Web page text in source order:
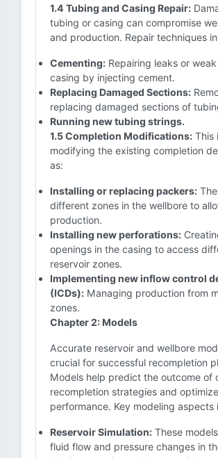
1.4 Tubing and Casing Repair:
tubing or casing can compromise
and production. Repair techniques
Cementing: Repairing leaks or
casing by injecting cement.
Replacing Damaged Sections:
replacing damaged sections of
Running new tubing strings.
1.5 Completion Modifications: This
modifying the existing completion
as:
Installing or replacing packers:
different zones in the wellbore to
production.
Installing new perforations:
openings in the casing to access
reservoir zones.
Implementing new inflow control
(ICDs): Managing production from
zones.
Chapter 2: Models
Accurate reservoir and wellbore
crucial for successful recompletion
Models help predict the outcome of
recompletion strategies and
performance. Key modeling aspects
Reservoir Simulation: These
fluid flow and pressure changes in